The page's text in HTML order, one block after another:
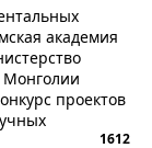
академия
Монголии
проектов
1612